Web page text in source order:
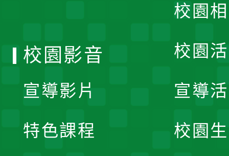
校園
校園
宣導
校園
校園影音
宣導影片
特色課程